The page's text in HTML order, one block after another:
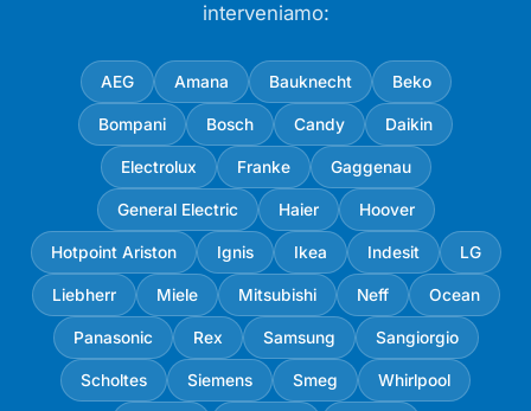
interveniamo:
AEG Amana Bauknecht Beko
Bompani Bosch Candy Daikin
Electrolux Franke Gaggenau
General Electric Haier Hoover
Hotpoint Ariston Ignis Ikea Indesit LG
Liebherr Miele Mitsubishi Neff Ocean
Panasonic Rex Samsung Sangiorgio
Scholtes Siemens Smeg Whirlpool